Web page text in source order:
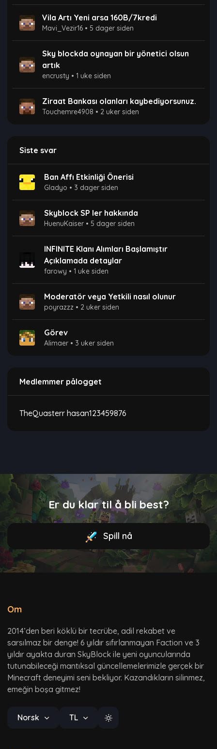
Vila Artı Yeni arsa 160B/7kredi
Mavi_Vezir16 • 5 dager siden
Sky blockda oynayan bir yönetici olsun
artık
encrusty • 1 uke siden
Ziraat Bankası olanları kaybediyorsunuz.
Touchemre4908 • 2 uker siden
Siste svar
Ban Affı Etkinliği Önerisi
Gladyo • 3 dager siden
Skyblock SP ler hakkında
HuenuKaiser • 5 dager siden
INFINITE Klanı Alımları Başlamıştır
Açıklamada detaylar
farowy • 1 uke siden
Moderatör veya Yetkili nasıl olunur
poyrazzz • 2 uker siden
Görev
Alimaer • 3 uker siden
Medlemmer pålogget
TheQuasterr hasan123459876
Er du klar til å bli best?
Spill nå
Om
2014’den beri köklü bir tecrübe, adil rekabet ve
sarsılmaz bir denge! 6 yıldır sıfırlanmayan Faction ve 3
yıldır ayakta duran SkyBlock ile yeni oyuncularında
tutunabileceği mantıksal güncellemelerimizle gerçek bir
Minecraft deneyimi seni bekliyor. Kazandıkların silinmez,
emeğin boşa gitmez!
Norsk TL